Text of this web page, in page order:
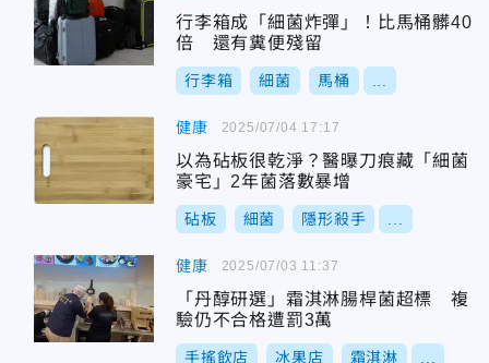
行李箱成「細菌炸彈」！比馬桶髒40
倍 還有糞便殘留
行李箱 細菌 馬桶
健康
以為砧板很乾淨？醫曝刀痕藏「細菌
豪宅」2年菌落數暴增
砧板 細菌 隱形殺手
2025/07/04 17:17
健康
「丹醇研選」霜淇淋腸桿菌超標 複
驗仍不合格遭罰3萬
手搖飲店 冰果店 霜淇淋
2025/07/03 11:37